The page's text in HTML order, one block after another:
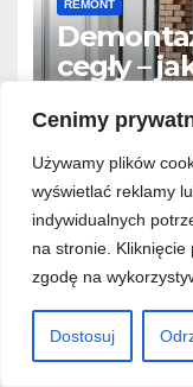
Cenimy
Używamy plików
wyświetlać reklamy
indywidualnych
na stronie. Kliknięcie
zgodę na
Dostosuj
REMONT
cegły –
SIE 6, 2026